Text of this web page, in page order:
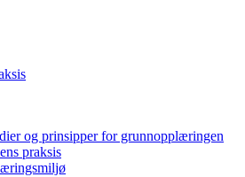
og prinsipper for grunnopplæringen
praksis